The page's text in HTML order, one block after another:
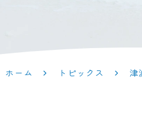
光
ホーム トピックス 津